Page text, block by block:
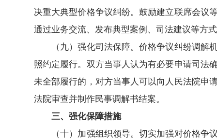
决重大典型价格争议纠纷。鼓励建立联席会议
通过业务交流、发布典型案例、司法建议等方
（九）强化司法保障。价格争议纠纷调解机
照约定履行。双方当事人认为有必要申请司法
未全部履行的，对方当事人可以向人民法院申
法院审查并制作民事调解书结案。
三、强化保障措施
（十）加强组织领导。切实加强对价格争议